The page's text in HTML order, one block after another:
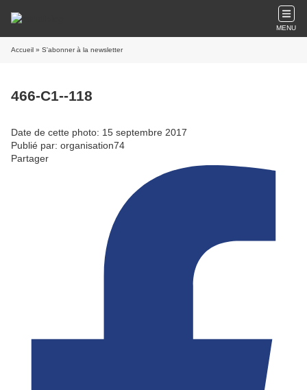
MENU
Accueil » S'abonner à la newsletter
466-C1--118
Date de cette photo: 15 septembre 2017
Publié par: organisation74
Partager